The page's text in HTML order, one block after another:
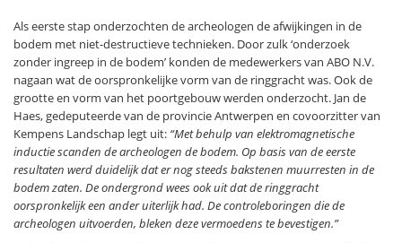
Als eerste stap onderzochten de archeologen de afwijkingen in de
bodem met niet-destructieve technieken. Door zulk ‘onderzoek
zonder ingreep in de bodem’ konden de medewerkers van ABO N.V.
nagaan wat de oorspronkelijke vorm van de ringgracht was. Ook de
grootte en vorm van het poortgebouw werden onderzocht. Jan de
Haes, gedeputeerde van de provincie Antwerpen en covoorzitter van
Kempens Landschap legt uit: “Met behulp van elektromagnetische
inductie scanden de archeologen de bodem. Op basis van de eerste
resultaten werd duidelijk dat er nog steeds bakstenen muurresten in de
bodem zaten. De ondergrond wees ook uit dat de ringgracht
oorspronkelijk een ander uiterlijk had. De controleboringen die de
archeologen uitvoerden, bleken deze vermoedens te bevestigen.”